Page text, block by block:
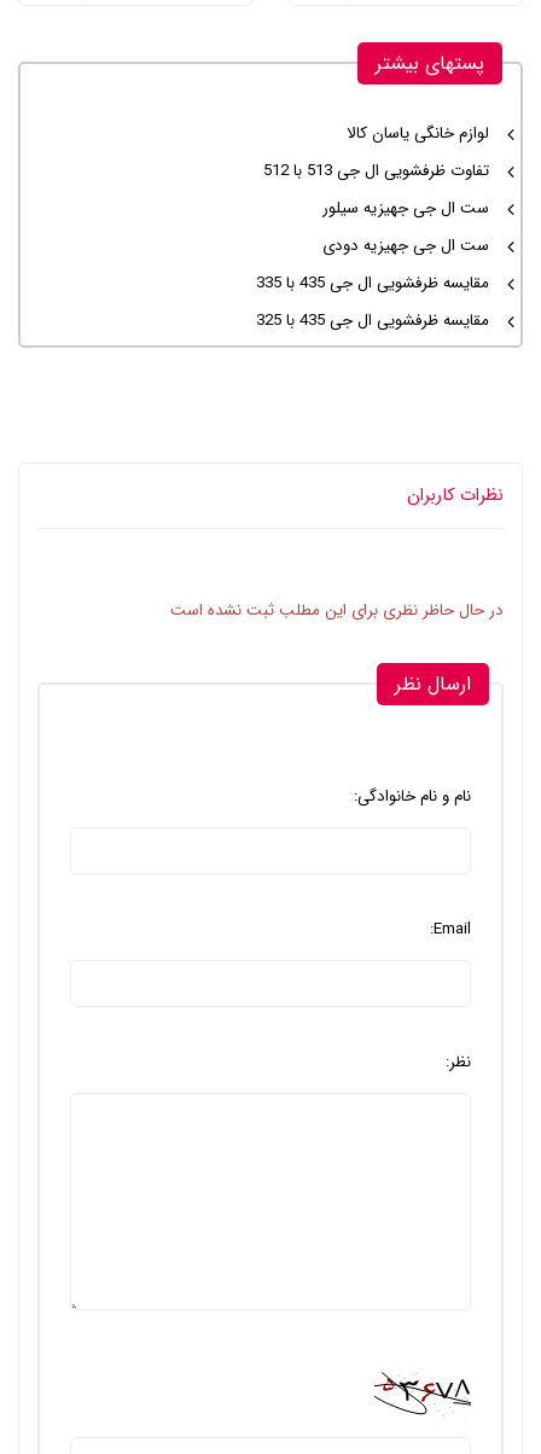
پستهای بیشتر
لوازم خانگی یاسان کالا
تفاوت ظرفشویی ال جی 513 با 512
ست ال جی جهیزیه سیلور
ست ال جی جهیزیه دودی
مقایسه ظرفشویی ال جی 435 با 335
مقایسه ظرفشویی ال جی 435 با 325
نظرات کاربران
در حال حاظر نظری برای این مطلب ثبت نشده است
ارسال نظر
نام و نام خانوادگی:
Email:
نظر: